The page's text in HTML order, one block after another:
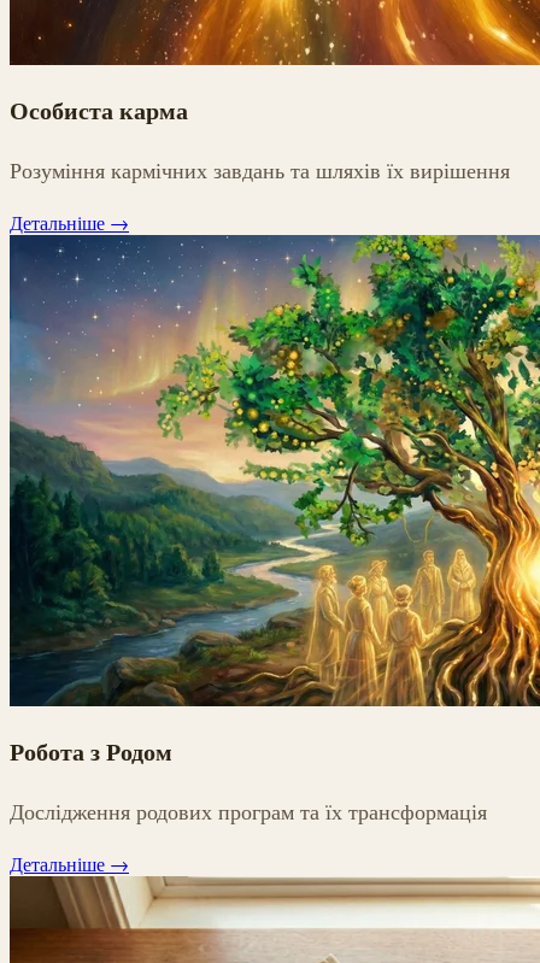
Особиста карма
Розуміння кармічних завдань та шляхів їх вирішення
Детальніше →
Робота з Родом
Дослідження родових програм та їх трансформація
Детальніше →